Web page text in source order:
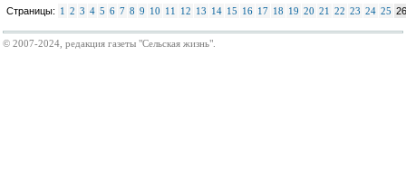
Страницы: 1 2 3 4 5 6 7 8 9 10 11 12 13 14 15 16 17 18 19 20 21 22 23 24 25 26
© 2007-2024, редакция газеты "Сельская жизнь".